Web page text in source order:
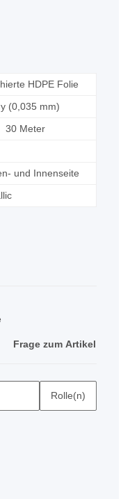
HDPE Folie
(0,035 mm)
30 Meter
und Innenseite
Frage zum Artikel
Rolle(n)